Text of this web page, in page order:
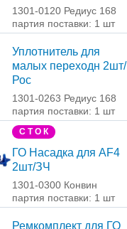
1301-0120 Редиус 168
партия поставки: 1 шт
Уплотнитель для
малых переходн 2шт/
Рос
1301-0263 Редиус 168
партия поставки: 1 шт
С Т О К
ГО Насадка для AF4
2шт/ЗЧ
1301-0300 Конвин
партия поставки: 1 шт
Ремкомплект для ГО